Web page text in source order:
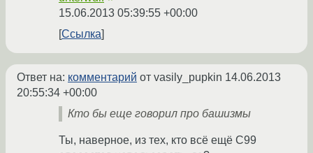
15.06.2013 05:39:55 +00:00
Ссылка
Ответ на: комментарий от vasily_pupkin 14.06.2013
20:55:34 +00:00
Кто бы еще говорил про башизмы
Ты, наверное, из тех, кто всё ещё С99